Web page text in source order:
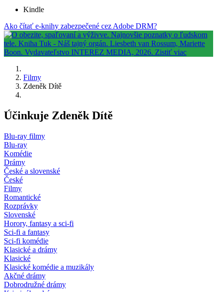
Kindle
Ako čítať e-knihy zabezpečené cez Adobe DRM?
Filmy
Zdeněk Dítě
Účinkuje Zdeněk Dítě
Blu-ray filmy
Blu-ray
Komédie
Drámy
České a slovenské
České
Filmy
Romantické
Rozprávky
Slovenské
Horory, fantasy a sci-fi
Sci-fi a fantasy
Sci-fi komédie
Klasické a drámy
Klasické
Klasické komédie a muzikály
Akčné drámy
Dobrodružné drámy